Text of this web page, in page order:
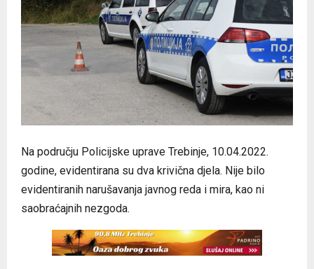
Na području Policijske uprave Trebinje, 10.04.2022.
godine, evidentirana su dva krivična djela. Nije bilo
evidentiranih narušavanja javnog reda i mira, kao ni
saobraćajnih nezgoda.